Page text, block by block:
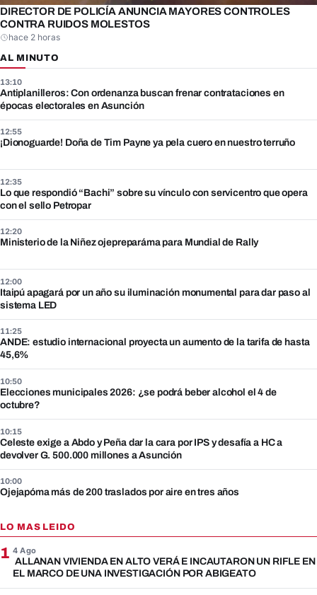
DIRECTOR DE POLICÍA ANUNCIA MAYORES CONTROLES
CONTRA RUIDOS MOLESTOS
hace 2 horas
AL MINUTO
13:10
Antiplanilleros: Con ordenanza buscan frenar contrataciones en
épocas electorales en Asunción
12:55
¡Dionoguarde! Doña de Tim Payne ya pela cuero en nuestro terruño
12:35
Lo que respondió “Bachi” sobre su vínculo con servicentro que opera
con el sello Petropar
12:20
Ministerio de la Niñez ojepreparáma para Mundial de Rally
12:00
Itaipú apagará por un año su iluminación monumental para dar paso al
sistema LED
11:25
ANDE: estudio internacional proyecta un aumento de la tarifa de hasta
45,6%
10:50
Elecciones municipales 2026: ¿se podrá beber alcohol el 4 de
octubre?
10:15
Celeste exige a Abdo y Peña dar la cara por IPS y desafía a HC a
devolver G. 500.000 millones a Asunción
10:00
Ojejapóma más de 200 traslados por aire en tres años
LO MAS LEIDO
1 4 Ago
ALLANAN VIVIENDA EN ALTO VERÁ E INCAUTARON UN RIFLE EN
EL MARCO DE UNA INVESTIGACIÓN POR ABIGEATO